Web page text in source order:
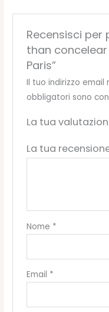
Recensisci per
than concelear
Paris”
Il tuo indirizzo email
obbligatori sono
La tua
La tua
Nome *
Email *